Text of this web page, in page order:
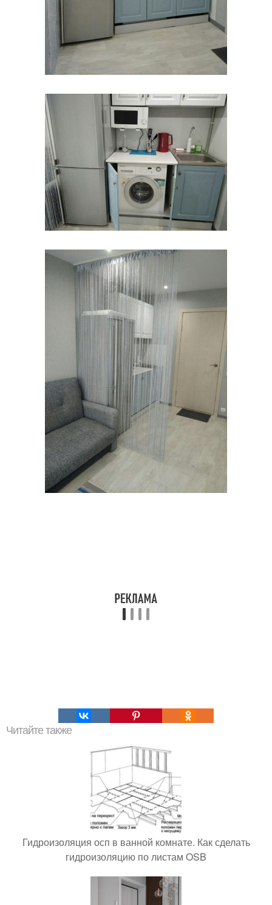
Читайте также
Гидроизоляция осп в ванной комнате. Как сделать
гидроизоляцию по листам OSB